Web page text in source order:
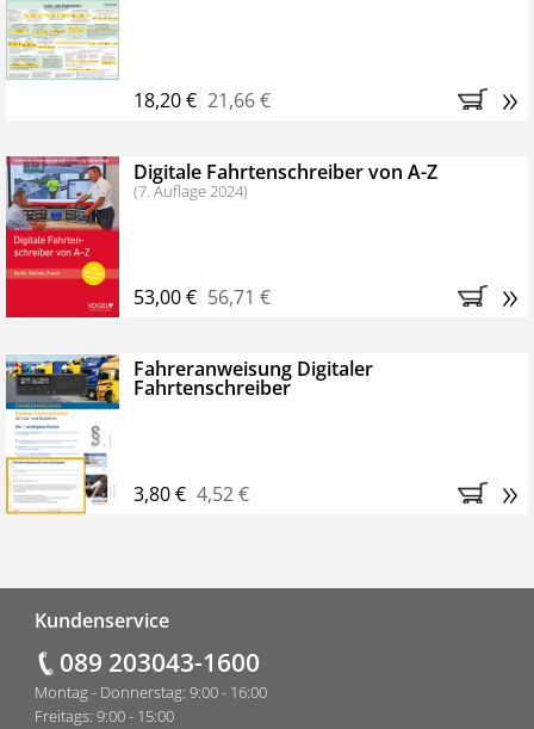
Bestellen Sie jetzt das VerkehrsRundschau Profipaket im
Kennenlern-Abo für zwei Monate (inkl. der derzeitig
Monaten brauchen Sie nichts weiter tun, das
Abonnement endet automatisch, es entstehen keine
weiteren Verpflichtungen.
18,20 € 21,66 € »
Digitale Fahrtenschreiber von A-Z
(7. Auflage 2024)
53,00 € 56,71 € »
Fahreranweisung Digitaler
Fahrtenschreiber
3,80 € 4,52 € »
Kundenservice
089 203043-1600
Montag - Donnerstag: 9:00 - 16:00
Freitags: 9:00 - 15:00